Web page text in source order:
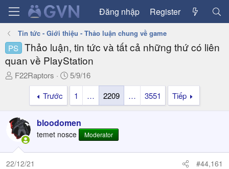
Đăng nhập Register
Tin tức - Giới thiệu - Thảo luận chung về game
PS Thảo luận, tin tức và tất cả những thứ có liên
quan về PlayStation
T
a
d
s
t
a
F22Raptors
N
g
y
ử
i
5/9/16
Trước
1 … 2209 … 3551 Tiếp
bloodomen
temet nosce Moderator
22/12/21 #44,161